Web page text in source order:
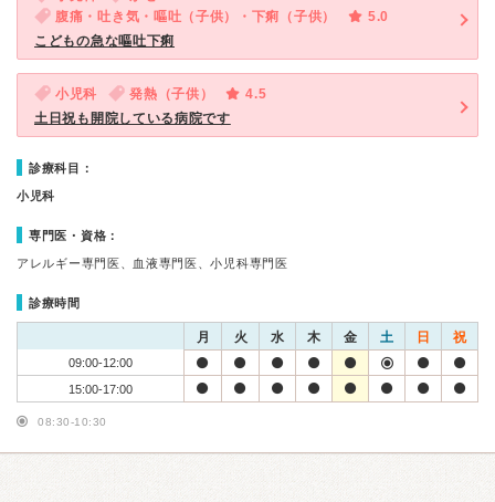
腹痛・吐き気・嘔吐（子供）・下痢（子供）
5.0
こどもの急な嘔吐下痢
小児科 発熱（子供）
4.5
土日祝も開院している病院です
診療科目：
小児科
専門医・資格：
アレルギー専門医、血液専門医、小児科専門医
診療時間
月 火 水 木 金 土 日 祝
09:00-12:00
15:00-17:00
08:30-10:30